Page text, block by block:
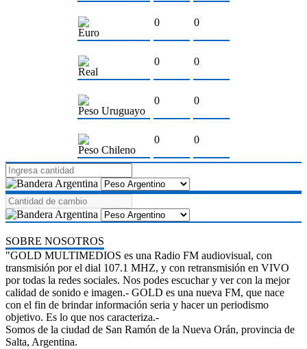
Euro
0 0
Real
0 0
Peso Uruguayo
0 0
Peso Chileno
0 0
SOBRE NOSOTROS
"GOLD MULTIMEDIOS es una Radio FM audiovisual, con
transmisión por el dial 107.1 MHZ, y con retransmisión en VIVO
por todas la redes sociales. Nos podes escuchar y ver con la mejor
calidad de sonido e imagen.- GOLD es una nueva FM, que nace
con el fin de brindar información seria y hacer un periodismo
objetivo. Es lo que nos caracteriza.-
Somos de la ciudad de San Ramón de la Nueva Orán, provincia de
Salta, Argentina.